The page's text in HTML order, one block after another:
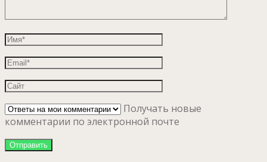
Получать новые
комментарии по электронной почте